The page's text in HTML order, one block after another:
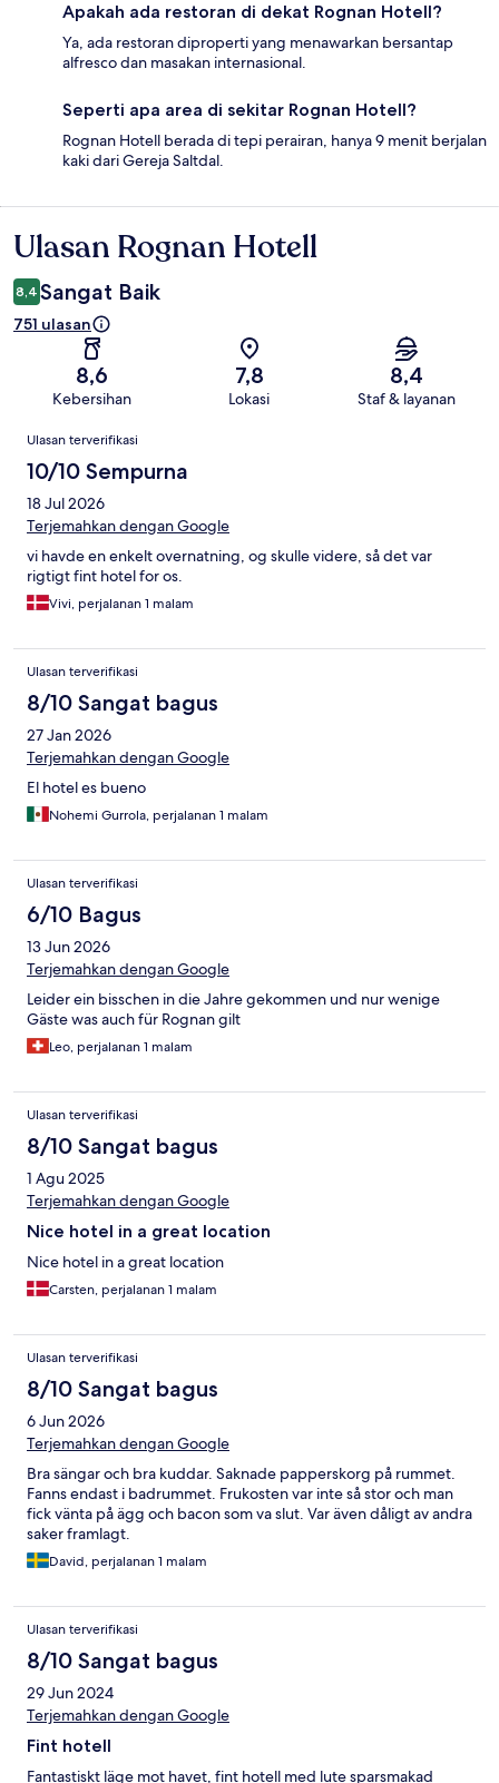
Apakah ada restoran di dekat Rognan Hotell?
Ya, ada restoran diproperti yang menawarkan bersantap
alfresco dan masakan internasional.
Seperti apa area di sekitar Rognan Hotell?
Rognan Hotell berada di tepi perairan, hanya 9 menit berjalan
kaki dari Gereja Saltdal.
Ulasan
Ulasan Rognan Hotell
8,4 Sangat Baik
751 ulasan
8,6
Kebersihan
7,8
Lokasi
8,4
Staf & layanan
Ulasan
Ulasan terverifikasi
10/10 Sempurna
18 Jul 2026
Terjemahkan dengan Google
vi havde en enkelt overnatning, og skulle videre, så det var
rigtigt fint hotel for os.
Vivi, perjalanan 1 malam
Ulasan terverifikasi
8/10 Sangat bagus
27 Jan 2026
Terjemahkan dengan Google
El hotel es bueno
Nohemi Gurrola, perjalanan 1 malam
Ulasan terverifikasi
6/10 Bagus
13 Jun 2026
Terjemahkan dengan Google
Leider ein bisschen in die Jahre gekommen und nur wenige
Gäste was auch für Rognan gilt
Leo, perjalanan 1 malam
Ulasan terverifikasi
8/10 Sangat bagus
1 Agu 2025
Terjemahkan dengan Google
Nice hotel in a great location
Nice hotel in a great location
Carsten, perjalanan 1 malam
Ulasan terverifikasi
8/10 Sangat bagus
6 Jun 2026
Terjemahkan dengan Google
Bra sängar och bra kuddar. Saknade papperskorg på rummet.
Fanns endast i badrummet. Frukosten var inte så stor och man
fick vänta på ägg och bacon som va slut. Var även dåligt av andra
saker framlagt.
David, perjalanan 1 malam
Ulasan terverifikasi
8/10 Sangat bagus
29 Jun 2024
Terjemahkan dengan Google
Fint hotell
Fantastiskt läge mot havet, fint hotell med lute sparsmakad